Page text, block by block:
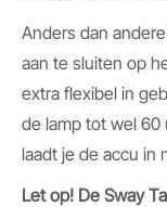
Anders dan
aan te sluiten op
extra flexibel in
de lamp tot wel 60
laadt je de accu in
Let op! De Sway